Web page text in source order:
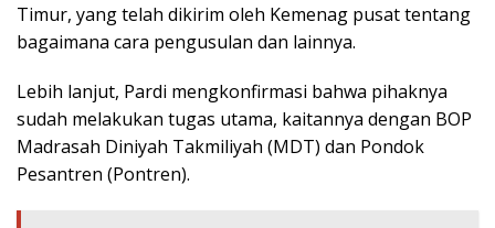
Timur, yang telah dikirim oleh Kemenag pusat tentang
bagaimana cara pengusulan dan lainnya.
Lebih lanjut, Pardi mengkonfirmasi bahwa pihaknya
sudah melakukan tugas utama, kaitannya dengan BOP
Madrasah Diniyah Takmiliyah (MDT) dan Pondok
Pesantren (Pontren).